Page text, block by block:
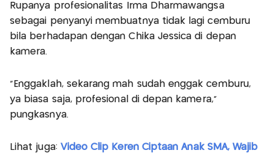
Rupanya profesionalitas Irma Dharmawangsa
sebagai penyanyi membuatnya tidak lagi cemburu
bila berhadapan dengan Chika Jessica di depan
kamera.
"Enggaklah, sekarang mah sudah enggak cemburu,
ya biasa saja, profesional di depan kamera,"
pungkasnya.
Lihat juga: Video Clip Keren Ciptaan Anak SMA, Wajib